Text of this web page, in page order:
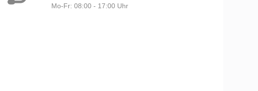
Mo-Fr: 08:00 - 17:00 Uhr